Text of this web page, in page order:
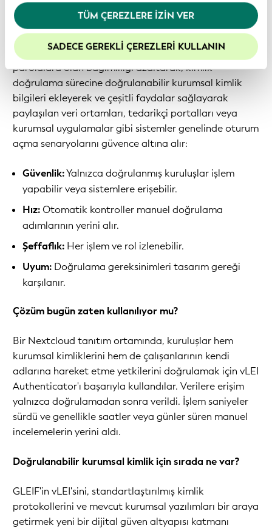
Gizlilik Politikamız
’ı inceleyiniz.
Web sitemizdeki deneyiminizi geliştirmek için
çerezleri etkin tutmanızı öneririz.
TÜM ÇEREZLERE İZIN VER
SADECE GEREKLI ÇEREZLERI KULLANIN
Şirketler bu yaklaşımdan ne gibi faydalar elde eder?
VLEI Authenticator, geleneksel kullanıcı adları ve
parolalara olan bağımlılığı azaltarak, kimlik
doğrulama sürecine doğrulanabilir kurumsal kimlik
bilgileri ekleyerek ve çeşitli faydalar sağlayarak
paylaşılan veri ortamları, tedarikçi portalları veya
kurumsal uygulamalar gibi sistemler genelinde oturum
açma senaryolarını güvence altına alır:
Güvenlik:Yalnızca doğrulanmış kuruluşlar işlem
yapabilir veya sistemlere erişebilir.
Hız:Otomatik kontroller manuel doğrulama
adımlarının yerini alır.
Şeffaflık: Her işlem ve rol izlenebilir.
Uyum: Doğrulama gereksinimleri tasarım gereği
karşılanır.
Çözüm bugün zaten kullanılıyor mu?
Bir Nextcloud tanıtım ortamında, kuruluşlar hem
kurumsal kimliklerini hem de çalışanlarının kendi
adlarına hareket etme yetkilerini doğrulamak için vLEI
Authenticator'ı başarıyla kullandılar. Verilere erişim
yalnızca doğrulamadan sonra verildi. İşlem saniyeler
sürdü ve genellikle saatler veya günler süren manuel
incelemelerin yerini aldı.
Doğrulanabilir kurumsal kimlik için sırada ne var?
GLEIF'in vLEI'sini, standartlaştırılmış kimlik
protokollerini ve mevcut kurumsal yazılımları bir araya
getirmek yeni bir dijital güven altyapısı katmanı